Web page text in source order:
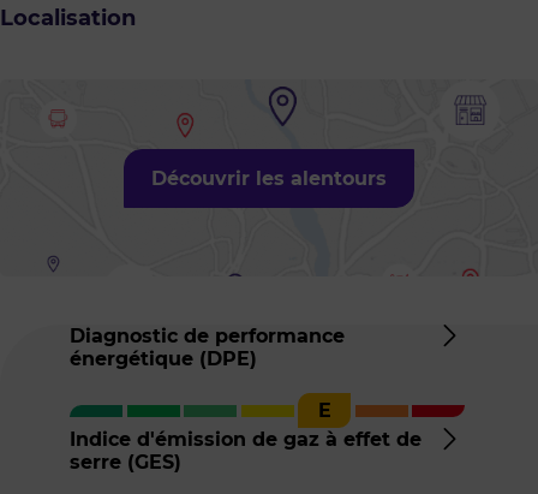
Localisation
Découvrir les alentours
Diagnostic de performance
énergétique (DPE)
DPE
E
Indice d'émission de gaz à effet de
serre (GES)